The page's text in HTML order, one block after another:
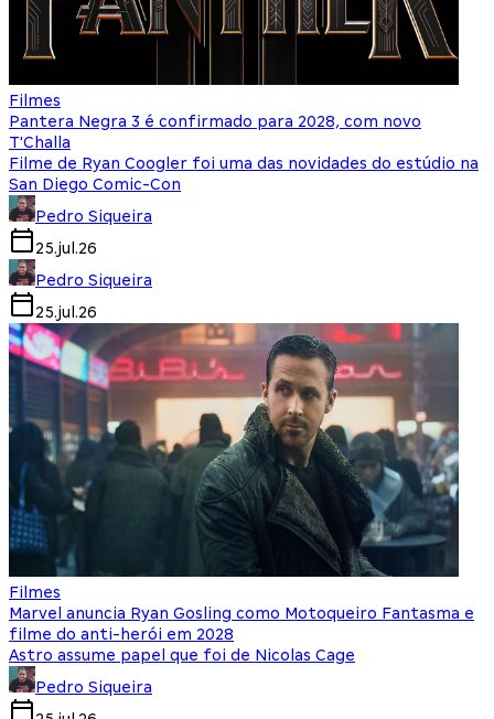
Filmes
Pantera Negra 3 é confirmado para 2028, com novo
T'Challa
Filme de Ryan Coogler foi uma das novidades do estúdio na
San Diego Comic-Con
Pedro Siqueira
25.jul.26
Pedro Siqueira
25.jul.26
Filmes
Marvel anuncia Ryan Gosling como Motoqueiro Fantasma e
filme do anti-herói em 2028
Astro assume papel que foi de Nicolas Cage
Pedro Siqueira